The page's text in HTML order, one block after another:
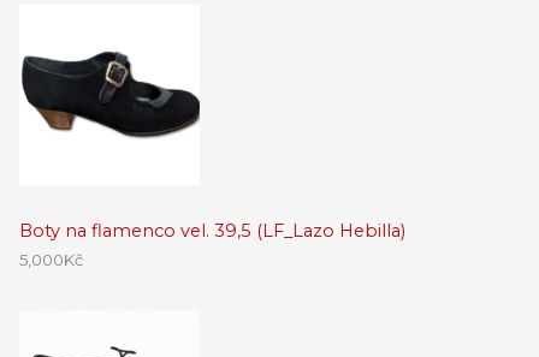
Boty na flamenco vel. 39,5 (LF_Lazo Hebilla)
5,000Kč